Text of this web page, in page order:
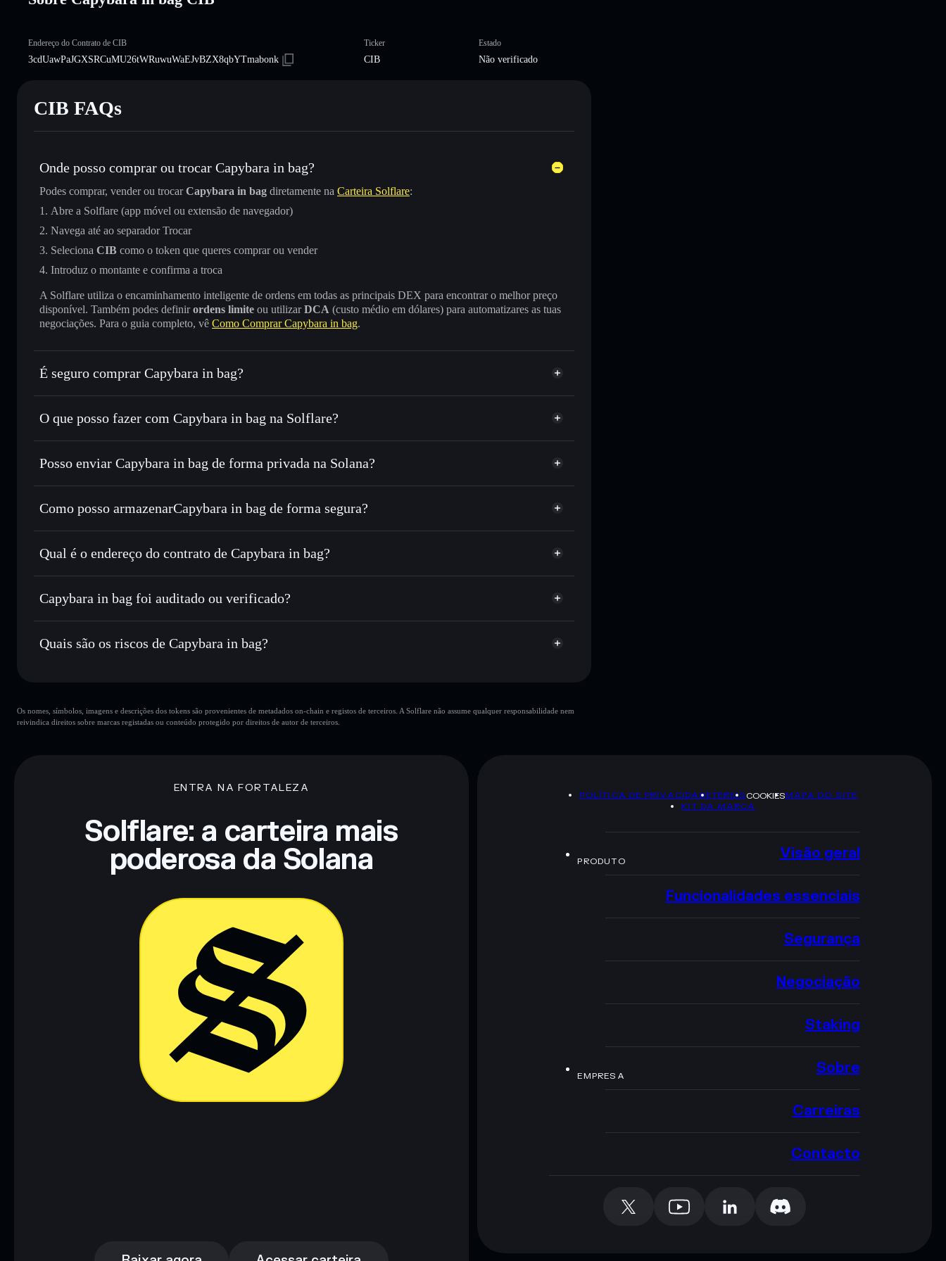
Endereço do Contrato de CIB
3cdUawPaJGXSRCuMU26tWRuwuWaEJvBZX8qbYTmabonk
Ticker
CIB
Estado
Não verificado
CIB FAQs
Onde posso comprar ou trocar Capybara in bag?
Podes comprar, vender ou trocarCapybara in bag diretamente na Carteira Solflare:
Abre a Solflare (app móvel ou extensão de navegador)
Navega até ao separador Trocar
Seleciona CIB como o token que queres comprar ou vender
Introduz o montante e confirma a troca
A Solflare utiliza o encaminhamento inteligente de ordens em todas as principais DEX para encontrar o melhor preço
disponível. Também podes definirordens limite ou utilizarDCA (custo médio em dólares) para automatizares as tuas
negociações. Para o guia completo, vê Como Comprar Capybara in bag.
É seguro comprar Capybara in bag?
Capybara in bag não está verificado
O que posso fazer com Capybara in bag na Solflare?
Capybara in bag
Carteira Solflare
Trocar instantaneamente — trocar CIB por SOL, USDC ou milhares de outros tokens Solana com
Utilizar DCA— investir de forma faseada ao longo do tempo em CIB
Enviar de forma privada— transferir CIB sem associar publicamente as carteiras usando o Agregador de
Privacidade integrado da Solflare
Posso enviar Capybara in bag de forma privada na Solana?
Agregador de Privacidade
Como posso armazenarCapybara in bag de forma segura?
Capybara in bag carteira não-custodial Solflare
Qual é o endereço do contrato de Capybara in bag?
Capybara in bag
3cdUawPaJGXSRCuMU26tWRuwuWaEJvBZX8qbYTmabonk
Carteira Solflare
Capybara in bag foi auditado ou verificado?
Capybara in bag não está verificado
Quais são os riscos de Capybara in bag?
Os nomes, símbolos, imagens e descrições dos tokens são provenientes de metadados on-chain e registos de terceiros. A Solflare não assume qualquer responsabilidade nem
reivindica direitos sobre marcas registadas ou conteúdo protegido por direitos de autor de terceiros.
ENTRA NA FORTALEZA
Solflare: a carteira mais
poderosa da Solana
POLÍTICA DE PRIVACIDADETERMSCOOKIESMAPA DO SITE
KIT DA MARCA
PRODUTO Visão geral
Funcionalidades essenciais
Segurança
Negociação
Staking
EMPRESA Sobre
Carreiras
Contacto